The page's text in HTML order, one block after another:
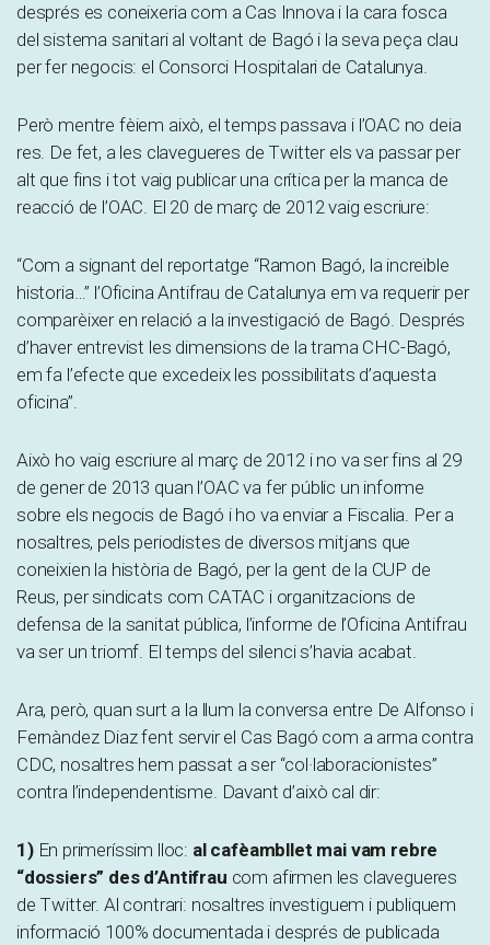
després es coneixeria com a Cas Innova i la cara fosca
del sistema sanitari al voltant de Bagó i la seva peça clau
per fer negocis: el Consorci Hospitalari de Catalunya.
Però mentre fèiem això, el temps passava i l’OAC no deia
res. De fet, a les clavegueres de Twitter els va passar per
alt que fins i tot vaig publicar una crítica per la manca de
reacció de l’OAC. El 20 de març de 2012 vaig escriure:
“Com a signant del reportatge “Ramon Bagó, la increïble
historia…” l’Oficina Antifrau de Catalunya em va requerir per
comparèixer en relació a la investigació de Bagó. Després
d’haver entrevist les dimensions de la trama CHC-Bagó,
em fa l’efecte que excedeix les possibilitats d’aquesta
oficina”.
Això ho vaig escriure al març de 2012 i no va ser fins al 29
de gener de 2013 quan l’OAC va fer públic un informe
sobre els negocis de Bagó i ho va enviar a Fiscalia. Per a
nosaltres, pels periodistes de diversos mitjans que
coneixien la història de Bagó, per la gent de la CUP de
Reus, per sindicats com CATAC i organitzacions de
defensa de la sanitat pública, l’informe de l’Oficina Antifrau
va ser un triomf. El temps del silenci s’havia acabat.
Ara, però, quan surt a la llum la conversa entre De Alfonso i
Fernàndez Diaz fent servir el Cas Bagó com a arma contra
CDC, nosaltres hem passat a ser “col·laboracionistes”
contra l’independentisme. Davant d’això cal dir:
1)En primeríssim lloc: al cafèambllet mai vam rebre
“dossiers” des d’Antifrau com afirmen les clavegueres
de Twitter. Al contrari: nosaltres investiguem i publiquem
informació 100% documentada i després de publicada